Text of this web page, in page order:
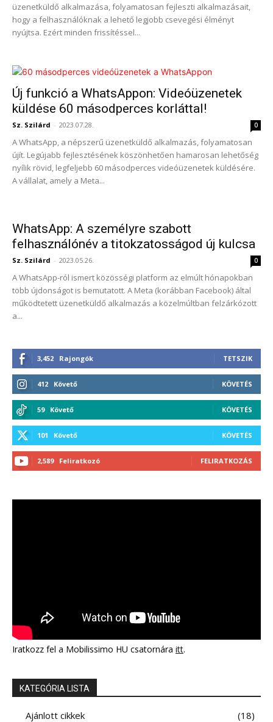
üzenetküldő alkalmazása, folyamatosan fejleszti alkalmazásait,
hogy a felhasználóknak a lehető legjobb csevegési élményt
nyújtsa. Ezért minden frissítéssel...
Új funkció a WhatsAppon: Videóüzenetek
küldése 60 másodperces korláttal!
Sz. Szilárd - 2023.07.28. 0
A WhatsApp, a népszerű üzenetküldő alkalmazás, folyamatosan
újít. Legújabb fejlesztésének köszönhetően hamarosan lehetőség
nyílik rövid, legfeljebb 60 másodperces videóüzenetek küldésére.
A vállalat, amely a Meta...
WhatsApp: A személyre szabott
felhasználónév a titokzatosságod új kulcsa
Sz. Szilárd - 2023.05.26. 0
A WhatsApp-ról ismert közösségi platform az elmúlt hónapokban
több újdonságot is bemutatott. A Meta (korábban Facebook) által
működtetett üzenetküldő alkalmazás a közelmúltban felzárkózott
a...
3,452 Rajongók TETSZIK
412 Követő KÖVETÉS
59 Követő KÖVETÉS
101 Követő KÖVETÉS
2,589 Feliratkozó FELIRATKOZÁS
Iratkozz fel a Mobilissimo HU csatornára itt.
KATEGÓRIA LISTA
Ajánlott cikkek
18